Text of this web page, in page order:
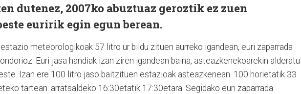
dutenez, 2007ko abuztuaz geroztik ez zuen
euririk egin egun berean.
meteorologikoak 57 litro ur bildu zituen aurreko igandean, euri zaparrada
Euri-jasa handiak izan ziren igandean baina, asteazkenekoarekin
Izan ere 100 litro jaso baitzituen estazioak asteazkenean. 100 horietatik 33
tartean: arratsaldeko 16:30etatik 17:30etara. Segidako euri zaparrada